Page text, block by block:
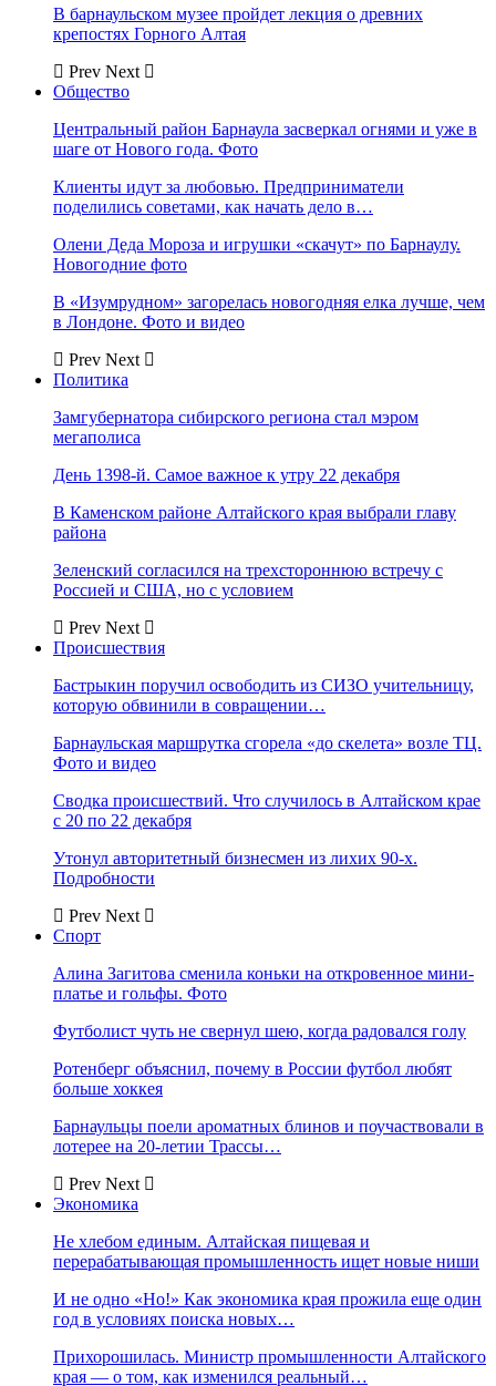
В барнаульском музее пройдет лекция о древних
крепостях Горного Алтая
Prev Next
Общество
Центральный район Барнаула засверкал огнями и уже в
шаге от Нового года. Фото
Клиенты идут за любовью. Предприниматели
поделились советами, как начать дело в…
Олени Деда Мороза и игрушки «скачут» по Барнаулу.
Новогодние фото
В «Изумрудном» загорелась новогодняя елка лучше, чем
в Лондоне. Фото и видео
Prev Next
Политика
Замгубернатора сибирского региона стал мэром
мегаполиса
День 1398-й. Самое важное к утру 22 декабря
В Каменском районе Алтайского края выбрали главу
района
Зеленский согласился на трехстороннюю встречу с
Россией и США, но с условием
Prev Next
Происшествия
Бастрыкин поручил освободить из СИЗО учительницу,
которую обвинили в совращении…
Барнаульская маршрутка сгорела «до скелета» возле ТЦ.
Фото и видео
Сводка происшествий. Что случилось в Алтайском крае
с 20 по 22 декабря
Утонул авторитетный бизнесмен из лихих 90-х.
Подробности
Prev Next
Спорт
Алина Загитова сменила коньки на откровенное мини-
платье и гольфы. Фото
Футболист чуть не свернул шею, когда радовался голу
Ротенберг объяснил, почему в России футбол любят
больше хоккея
Барнаульцы поели ароматных блинов и поучаствовали в
лотерее на 20-летии Трассы…
Prev Next
Экономика
Не хлебом единым. Алтайская пищевая и
перерабатывающая промышленность ищет новые ниши
И не одно «Но!» Как экономика края прожила еще один
год в условиях поиска новых…
Прихорошилась. Министр промышленности Алтайского
края — о том, как изменился реальный…